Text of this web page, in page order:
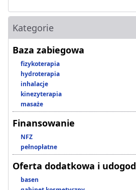
Kategorie
Baza zabiegowa
fizykoterapia
hydroterapia
inhalacje
kinezyterapia
masaże
Finansowanie
NFZ
pełnopłatne
Oferta dodatkowa i
basen